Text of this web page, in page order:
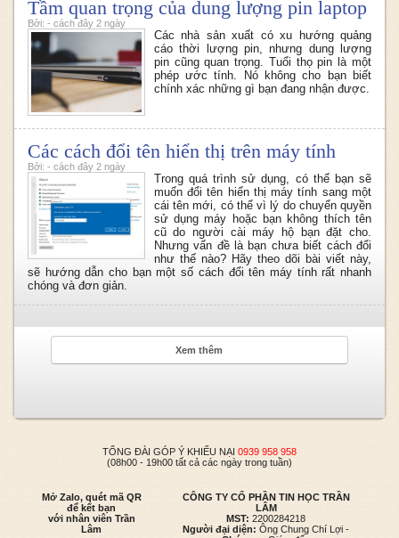
Tầm quan trọng của dung lượng pin laptop
Bởi: - cách đây 2 ngày
Các nhà sản xuất có xu hướng quảng
cáo thời lượng pin, nhưng dung lượng
pin cũng quan trọng. Tuổi thọ pin là một
phép ước tính. Nó không cho bạn biết
chính xác những gì bạn đang nhận được.
Các cách đổi tên hiển thị trên máy tính
Bởi: - cách đây 2 ngày
Trong quá trình sử dụng, có thể bạn sẽ
muốn đổi tên hiển thị máy tính sang một
cái tên mới, có thể vì lý do chuyển quyền
sử dụng máy hoặc bạn không thích tên
cũ do người cài máy hộ bạn đặt cho.
Nhưng vấn đề là bạn chưa biết cách đổi
như thế nào? Hãy theo dõi bài viết này,
sẽ hướng dẫn cho bạn một số cách đổi tên máy tính rất nhanh
chóng và đơn giản.
Xem thêm
TỔNG ĐÀI GÓP Ý KHIẾU NẠI 0939 958 958
(08h00 - 19h00 tất cả các ngày trong tuần)
Mở Zalo, quét mã QR
để kết bạn
với nhân viên Trần
Lâm
CÔNG TY CỔ PHẦN TIN HỌC TRẦN
LÂM
MST: 2200284218
Người đại diện: Ông Chung Chí Lợi -